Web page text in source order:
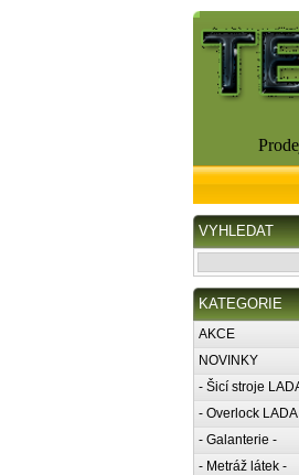
VYHLEDAT
KATEGORIE
AKCE
NOVINKY
- Šicí stroje
- Overlock LADA
- Galanterie -
- Metráž látek -